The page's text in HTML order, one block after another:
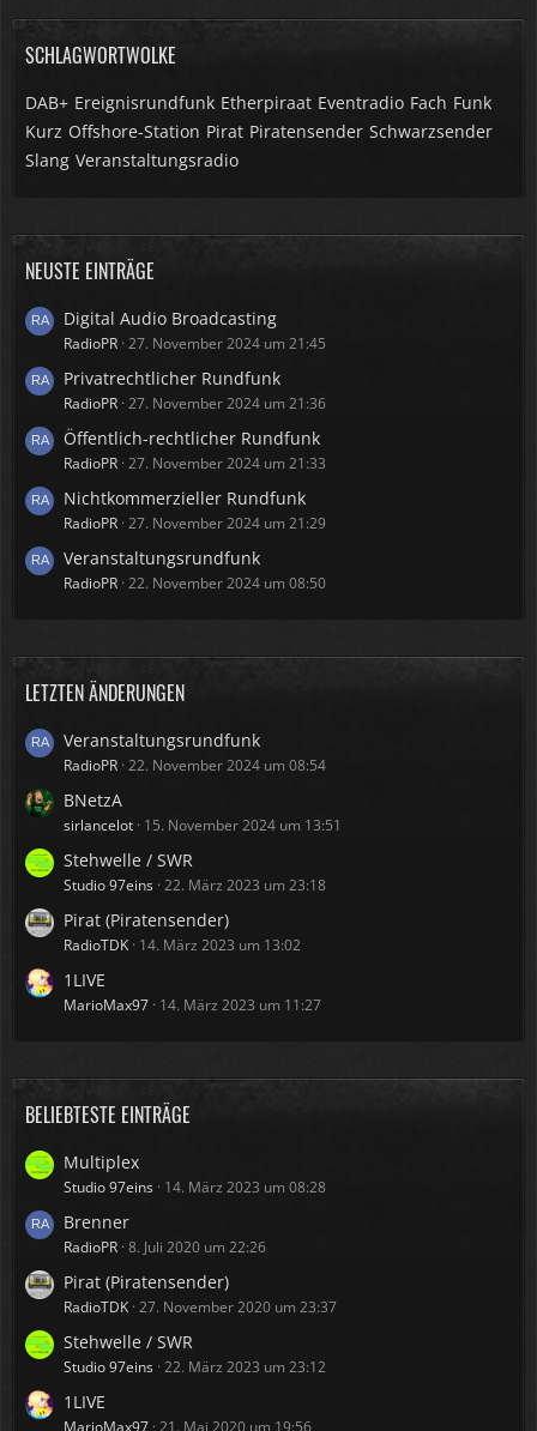
SCHLAGWORTWOLKE
DAB+ Ereignisrundfunk Etherpiraat Eventradio Fach Funk
Kurz Offshore-Station Pirat Piratensender Schwarzsender
Slang Veranstaltungsradio
NEUSTE EINTRÄGE
Digital Audio Broadcasting
RadioPR 27. November 2024 um 21:45
Privatrechtlicher Rundfunk
RadioPR 27. November 2024 um 21:36
Öffentlich-rechtlicher Rundfunk
RadioPR 27. November 2024 um 21:33
Nichtkommerzieller Rundfunk
RadioPR 27. November 2024 um 21:29
Veranstaltungsrundfunk
RadioPR 22. November 2024 um 08:50
LETZTEN ÄNDERUNGEN
Veranstaltungsrundfunk
RadioPR 22. November 2024 um 08:54
BNetzA
sirlancelot 15. November 2024 um 13:51
Stehwelle / SWR
Studio 97eins 22. März 2023 um 23:18
Pirat (Piratensender)
RadioTDK 14. März 2023 um 13:02
1LIVE
MarioMax97 14. März 2023 um 11:27
BELIEBTESTE EINTRÄGE
Multiplex
Studio 97eins 14. März 2023 um 08:28
Brenner
RadioPR 8. Juli 2020 um 22:26
Pirat (Piratensender)
RadioTDK 27. November 2020 um 23:37
Stehwelle / SWR
Studio 97eins 22. März 2023 um 23:12
1LIVE
MarioMax97 21. Mai 2020 um 19:56